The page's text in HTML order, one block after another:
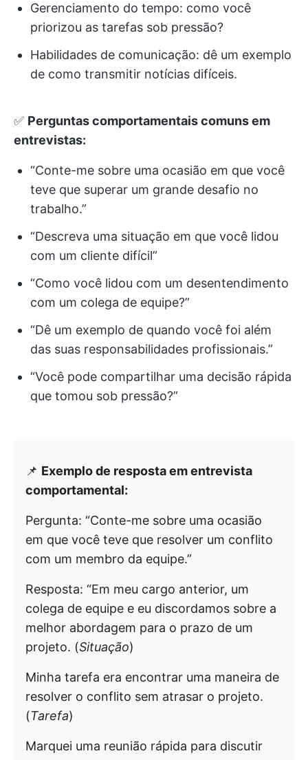
Gerenciamento do tempo: como você
priorizou as tarefas sob pressão?
Habilidades de comunicação: dê um exemplo
de como transmitir notícias difíceis.
✅ Perguntas comportamentais comuns em
entrevistas:
“Conte-me sobre uma ocasião em que você
teve que superar um grande desafio no
trabalho.”
“Descreva uma situação em que você lidou
com um cliente difícil”
“Como você lidou com um desentendimento
com um colega de equipe?”
“Dê um exemplo de quando você foi além
das suas responsabilidades profissionais.”
“Você pode compartilhar uma decisão rápida
que tomou sob pressão?”
📌 Exemplo de resposta em entrevista
comportamental:
Pergunta: “Conte-me sobre uma ocasião
em que você teve que resolver um conflito
com um membro da equipe.”
Resposta: “Em meu cargo anterior, um
colega de equipe e eu discordamos sobre a
melhor abordagem para o prazo de um
projeto. (Situação)
Minha tarefa era encontrar uma maneira de
resolver o conflito sem atrasar o projeto.
(Tarefa)
Marquei uma reunião rápida para discutir